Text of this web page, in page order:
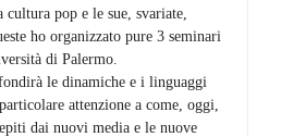
cultura pop e le sue, svariate,
ho organizzato pure 3 seminari
di Palermo.
le dinamiche e i linguaggi
attenzione a come, oggi,
dai nuovi media e le nuove